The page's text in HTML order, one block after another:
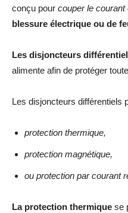
conçu pour couper le
blessure électrique ou de
Les disjoncteurs
alimente afin de protéger
Les disjoncteurs différentiels
protection thermique,
protection magnétique,
ou protection par courant
La protection thermique se